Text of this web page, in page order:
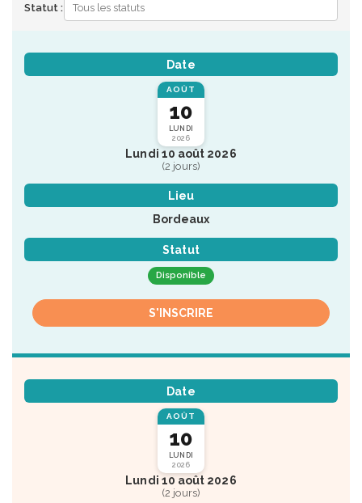
Statut :
Date
AOÛT
10
LUNDI
2026
Lundi 10 août 2026
(2 jours)
Lieu
Bordeaux
Statut
Disponible
S'INSCRIRE
Date
AOÛT
10
LUNDI
2026
Lundi 10 août 2026
(2 jours)